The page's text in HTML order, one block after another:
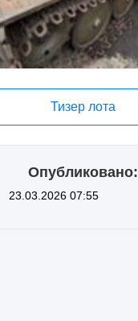
Тизер лота
Опубликовано:
23.03.2026 07:55